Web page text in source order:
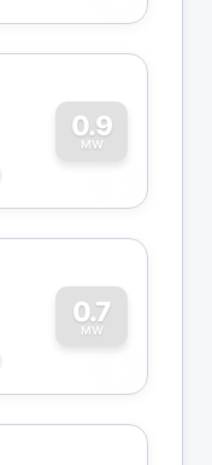
0.9
MW
0
0.7
MW
0